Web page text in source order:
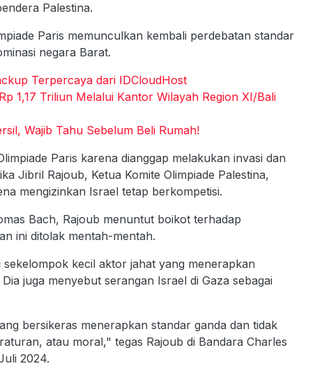
Palestina.
Paris memunculkan kembali perdebatan standar
negara Barat.
Terpercaya dari IDCloudHost
1,17 Triliun Melalui Kantor Wilayah Region XI/Bali
Wajib Tahu Sebelum Beli Rumah!
Paris karena dianggap melakukan invasi dan
Jibril Rajoub, Ketua Komite Olimpiade Palestina,
mengizinkan Israel tetap berkompetisi.
Bach, Rajoub menuntut boikot terhadap
ini ditolak mentah-mentah.
kecil aktor jahat yang menerapkan
juga menyebut serangan Israel di Gaza sebagai
bersikeras menerapkan standar ganda dan tidak
atau moral," tegas Rajoub di Bandara Charles
2024.